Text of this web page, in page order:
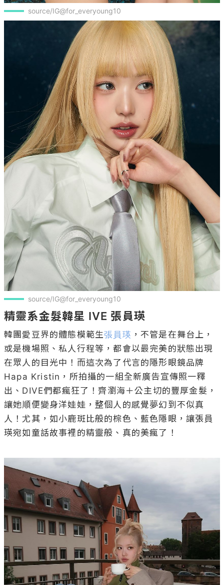
source/IG@for_everyoung10
source/IG@for_everyoung10
精靈系金髮韓星 IVE 張員瑛
韓團愛豆界的體態模範生張員瑛 ，不管是在舞台上，
或是機場照、私人行程等，都會以最完美的狀態出現
在眾人的目光中！而這次為了代言的隱形眼鏡品牌
Hapa Kristin，所拍攝的一組全新廣告宣傳照一釋
出、DIVE們都瘋狂了！齊瀏海＋公主切的豐厚金髮，
讓她順便變身洋娃娃，整個人的感覺夢幻到不似真
人！尤其，如小鹿斑比般的棕色、藍色隱眼，讓張員
瑛宛如童話故事裡的精靈般、真的美瘋了！